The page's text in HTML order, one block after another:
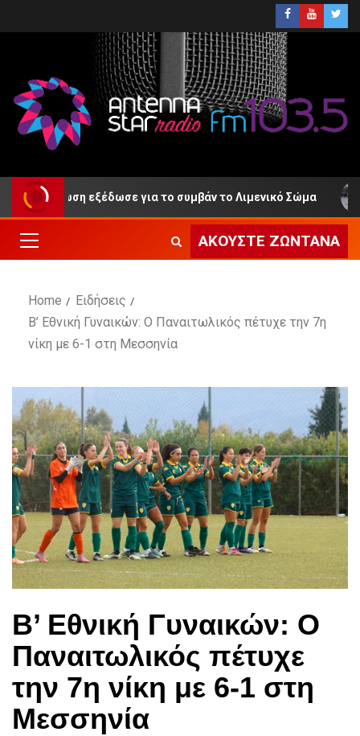
εξέδωσε για το συμβάν το Λιμενικό Σώμα
ΑΚΟΎΣΤΕ ΖΩΝΤΑΝΆ
Home
Ειδήσεις
Β’ Εθνική Γυναικών: Ο Παναιτωλικός πέτυχε την 7η
νίκη με 6-1 στη Μεσσηνία
Β’ Εθνική Γυναικών: Ο
Παναιτωλικός πέτυχε
την 7η νίκη με 6-1 στη
Μεσσηνία